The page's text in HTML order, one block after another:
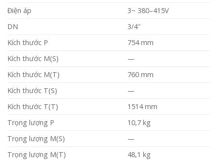
Điện áp
3~ 380–415V
DN
3/4″
Kích thước P
754 mm
Kích thước M(S)
—
Kích thước M(T)
760 mm
Kích thước T(S)
—
Kích thước T(T)
1514 mm
Trọng lượng P
10,7 kg
Trọng lượng M(S)
—
Trọng lượng M(T)
48,1 kg